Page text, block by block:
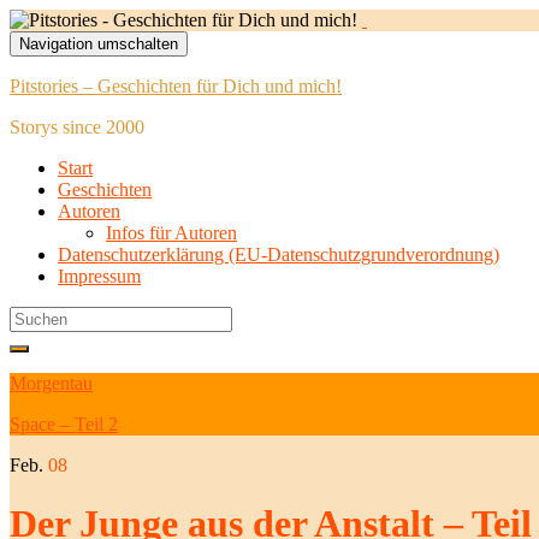
Navigation umschalten
Pitstories – Geschichten für Dich und mich!
Storys since 2000
Start
Geschichten
Autoren
Infos für Autoren
Datenschutzerklärung (EU-Datenschutzgrundverordnung)
Impressum
Search
for:
Morgentau
Space – Teil 2
Feb. 08
Der Junge aus der Anstalt – Teil